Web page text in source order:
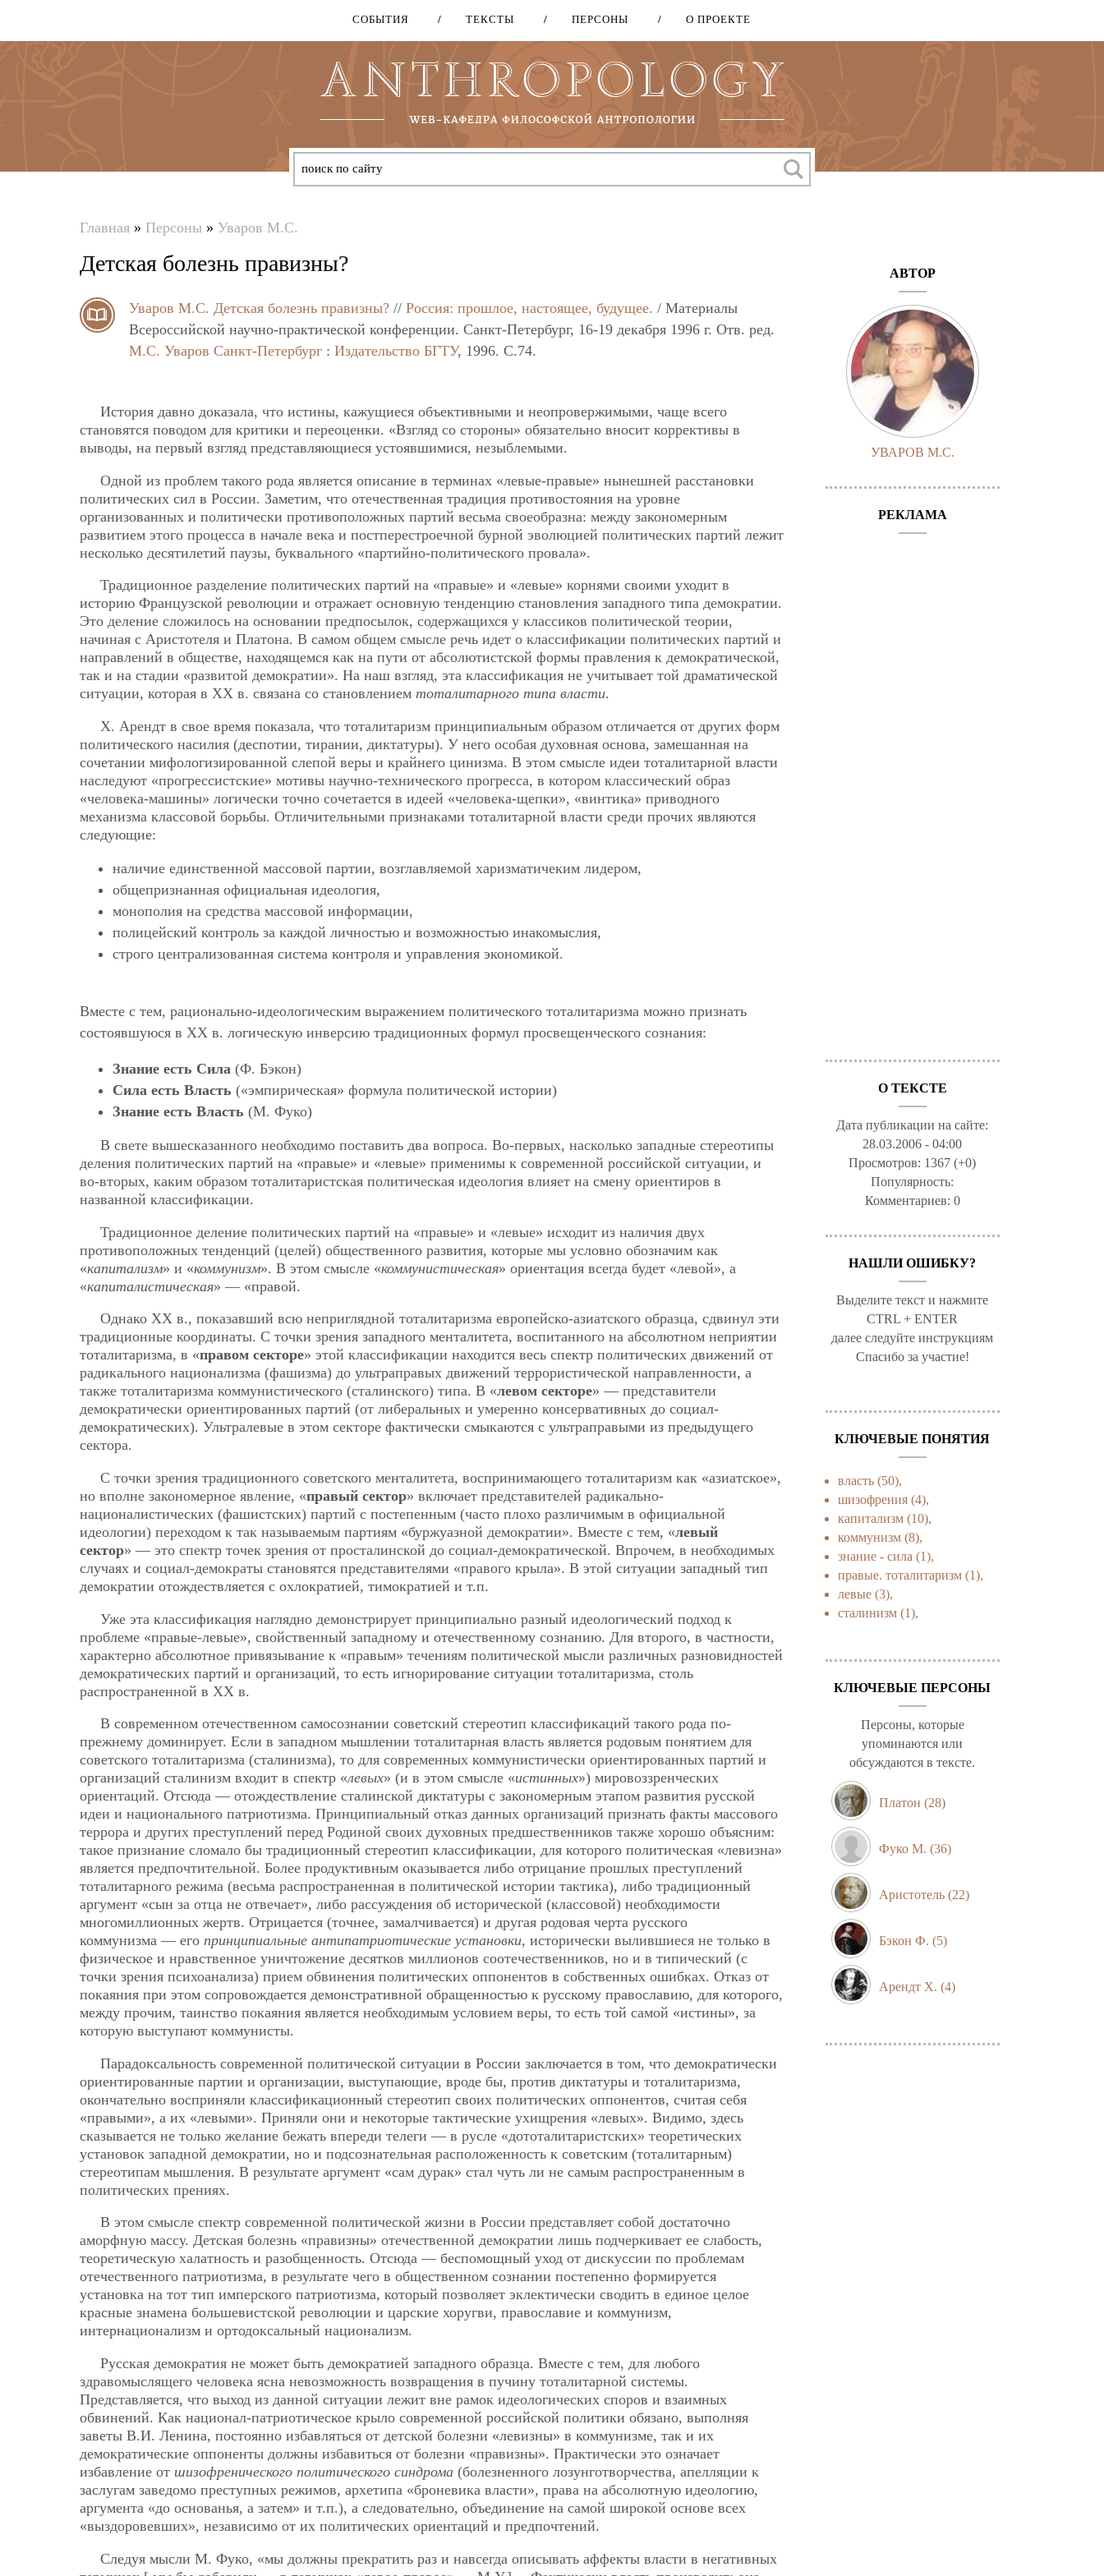
Перейти
основному
содержанию
СОБЫТИЯ ТЕКСТЫ ПЕРСОНЫ О ПРОЕКТЕ
здесь
Главная » Персоны » Уваров М.С.
Детская болезнь правизны?
Уваров М.С. Детская болезнь правизны? // Россия: прошлое, настоящее, будущее. / Материалы
Всероссийской научно-практической конференции. Санкт-Петербург, 16-19 декабря 1996 г. Отв. ред.
М.С. Уваров Санкт-Петербург : Издательство БГТУ, 1996. C.74.
История давно доказала, что истины, кажущиеся объективными и неопровержимыми, чаще всего
становятся поводом для критики и переоценки. «Взгляд со стороны» обязательно вносит коррективы в
выводы, на первый взгляд представляющиеся устоявшимися, незыблемыми.
Одной из проблем такого рода является описание в терминах «левые-правые» нынешней расстановки
политических сил в России. Заметим, что отечественная традиция противостояния на уровне
организованных и политически противоположных партий весьма своеобразна: между закономерным
развитием этого процесса в начале века и постперестроечной бурной эволюцией политических партий лежит
несколько десятилетий паузы, буквального «партийно-политического провала».
Традиционное разделение политических партий на «правые» и «левые» корнями своими уходит в
историю Французской революции и отражает основную тенденцию становления западного типа демократии.
Это деление сложилось на основании предпосылок, содержащихся у классиков политической теории,
начиная с Аристотеля и Платона. В самом общем смысле речь идет о классификации политических партий и
направлений в обществе, находящемся как на пути от абсолютистской формы правления к демократической,
так и на стадии «развитой демократии». На наш взгляд, эта классификация не учитывает той драматической
ситуации, которая в ХХ в. связана со становлением тоталитарного типа власти.
Х. Арендт в свое время показала, что тоталитаризм принципиальным образом отличается от других форм
политического насилия (деспотии, тирании, диктатуры). У него особая духовная основа, замешанная на
сочетании мифологизированной слепой веры и крайнего цинизма. В этом смысле идеи тоталитарной власти
наследуют «прогрессистские» мотивы научно-технического прогресса, в котором классический образ
«человека-машины» логически точно сочетается в идеей «человека-щепки», «винтика» приводного
механизма классовой борьбы. Отличительными признаками тоталитарной власти среди прочих являются
следующие:
наличие единственной массовой партии, возглавляемой харизматичеким лидером,
общепризнанная официальная идеология,
монополия на средства массовой информации,
полицейский контроль за каждой личностью и возможностью инакомыслия,
строго централизованная система контроля и управления экономикой.
Вместе с тем, рационально-идеологическим выражением политического тоталитаризма можно признать
состоявшуюся в ХХ в. логическую инверсию традиционных формул просвещенческого сознания:
Знание есть Сила (Ф. Бэкон)
Сила есть Власть («эмпирическая» формула политической истории)
Знание есть Власть (М. Фуко)
В свете вышесказанного необходимо поставить два вопроса. Во-первых, насколько западные стереотипы
деления политических партий на «правые» и «левые» применимы к современной российской ситуации, и
во-вторых, каким образом тоталитаристская политическая идеология влияет на смену ориентиров в
названной классификации.
Традиционное деление политических партий на «правые» и «левые» исходит из наличия двух
противоположных тенденций (целей) общественного развития, которые мы условно обозначим как
«капитализм» и «коммунизм». В этом смысле «коммунистическая» ориентация всегда будет «левой», а
«капиталистическая» — «правой.
Однако ХХ в., показавший всю неприглядной тоталитаризма европейско-азиатского образца, сдвинул эти
традиционные координаты. С точки зрения западного менталитета, воспитанного на абсолютном неприятии
тоталитаризма, в «правом секторе» этой классификации находится весь спектр политических движений от
радикального национализма (фашизма) до ультраправых движений террористической направленности, а
также тоталитаризма коммунистического (сталинского) типа. В «левом секторе» — представители
демократически ориентированных партий (от либеральных и умеренно консервативных до социал-
демократических). Ультралевые в этом секторе фактически смыкаются с ультраправыми из предыдущего
сектора.
С точки зрения традиционного советского менталитета, воспринимающего тоталитаризм как «азиатское»,
но вполне закономерное явление, «правый сектор» включает представителей радикально-
националистических (фашистских) партий с постепенным (часто плохо различимым в официальной
идеологии) переходом к так называемым партиям «буржуазной демократии». Вместе с тем, «левый
сектор» — это спектр точек зрения от просталинской до социал-демократической. Впрочем, в необходимых
случаях и социал-демократы становятся представителями «правого крыла». В этой ситуации западный тип
демократии отождествляется с охлократией, тимократией и т.п.
Уже эта классификация наглядно демонстрирует принципиально разный идеологический подход к
проблеме «правые-левые», свойственный западному и отечественному сознанию. Для второго, в частности,
характерно абсолютное привязывание к «правым» течениям политической мысли различных разновидностей
демократических партий и организаций, то есть игнорирование ситуации тоталитаризма, столь
распространенной в ХХ в.
В современном отечественном самосознании советский стереотип классификаций такого рода по-
прежнему доминирует. Если в западном мышлении тоталитарная власть является родовым понятием для
советского тоталитаризма (сталинизма), то для современных коммунистически ориентированных партий и
организаций сталинизм входит в спектр «левых» (и в этом смысле «истинных») мировоззренческих
ориентаций. Отсюда — отождествление сталинской диктатуры с закономерным этапом развития русской
идеи и национального патриотизма. Принципиальный отказ данных организаций признать факты массового
террора и других преступлений перед Родиной своих духовных предшественников также хорошо объясним:
такое признание сломало бы традиционный стереотип классификации, для которого политическая «левизна»
является предпочтительной. Более продуктивным оказывается либо отрицание прошлых преступлений
тоталитарного режима (весьма распространенная в политической истории тактика), либо традиционный
аргумент «сын за отца не отвечает», либо рассуждения об исторической (классовой) необходимости
многомиллионных жертв. Отрицается (точнее, замалчивается) и другая родовая черта русского
коммунизма — его принципиальные антипатриотические установки, исторически вылившиеся не только в
физическое и нравственное уничтожение десятков миллионов соотечественников, но и в типический (с
точки зрения психоанализа) прием обвинения политических оппонентов в собственных ошибках. Отказ от
покаяния при этом сопровождается демонстративной обращенностью к русскому православию, для которого,
между прочим, таинство покаяния является необходимым условием веры, то есть той самой «истины», за
которую выступают коммунисты.
Парадоксальность современной политической ситуации в России заключается в том, что демократически
ориентированные партии и организации, выступающие, вроде бы, против диктатуры и тоталитаризма,
окончательно восприняли классификационный стереотип своих политических оппонентов, считая себя
«правыми», а их «левыми». Приняли они и некоторые тактические ухищрения «левых». Видимо, здесь
сказывается не только желание бежать впереди телеги — в русле «дототалитаристских» теоретических
установок западной демократии, но и подсознательная расположенность к советским (тоталитарным)
стереотипам мышления. В результате аргумент «сам дурак» стал чуть ли не самым распространенным в
политических прениях.
В этом смысле спектр современной политической жизни в России представляет собой достаточно
аморфную массу. Детская болезнь «правизны» отечественной демократии лишь подчеркивает ее слабость,
теоретическую халатность и разобщенность. Отсюда — беспомощный уход от дискуссии по проблемам
отечественного патриотизма, в результате чего в общественном сознании постепенно формируется
установка на тот тип имперского патриотизма, который позволяет эклектически сводить в единое целое
красные знамена большевистской революции и царские хоругви, православие и коммунизм,
интернационализм и ортодоксальный национализм.
Русская демократия не может быть демократией западного образца. Вместе с тем, для любого
здравомыслящего человека ясна невозможность возвращения в пучину тоталитарной системы.
Представляется, что выход из данной ситуации лежит вне рамок идеологических споров и взаимных
обвинений. Как национал-патриотическое крыло современной российской политики обязано, выполняя
заветы В.И. Ленина, постоянно избавляться от детской болезни «левизны» в коммунизме, так и их
демократические оппоненты должны избавиться от болезни «правизны». Практически это означает
избавление от шизофренического политического синдрома (болезненного лозунготворчества, апелляции к
заслугам заведомо преступных режимов, архетипа «броневика власти», права на абсолютную идеологию,
аргумента «до основанья, а затем» и т.п.), а следовательно, объединение на самой широкой основе всех
«выздоровевших», независимо от их политических ориентаций и предпочтений.
Следуя мысли М. Фуко, «мы должны прекратить раз и навсегда описывать аффекты власти в негативных
АВТОР
УВАРОВ М.С.
РЕКЛАМА
О ТЕКСТЕ
Дата публикации на сайте:
28.03.2006 - 04:00
Просмотров: 1367 (+0)
Популярность:
Комментариев: 0
НАШЛИ ОШИБКУ?
Выделите текст и нажмите
CTRL + ENTER
далее следуйте инструкциям
Спасибо за участие!
КЛЮЧЕВЫЕ ПОНЯТИЯ
власть (50),
шизофрения (4),
капитализм (10),
коммунизм (8),
знание - сила (1),
правые. тоталитаризм (1),
левые (3),
сталинизм (1),
КЛЮЧЕВЫЕ ПЕРСОНЫ
Персоны, которые
упоминаются или
обсуждаются в тексте.
Платон (28)
Фуко М. (36)
Аристотель(22)
Бэкон Ф. (5)
Арендт Х. (4)